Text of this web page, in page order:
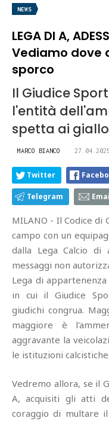
NEWS
LEGA DI A,
Vediamo dove
sporco
Il Giudice
l'entità
spetta ai
MARCO BIANCO
Twitter
Telegram
MILANO - Il Codice di
campo con un
dalla Lega Calcio di
messaggi non
Lega di
in cui il Giudice
giudichi congrua.
maggiore è
aggravante la
le istituzioni calcistiche.
Vedremo allora, se il
A, acquisiti gli atti
coraggio di multare